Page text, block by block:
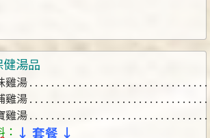
湯品
雞湯
雞湯
雞湯
↓ 套餐 ↓